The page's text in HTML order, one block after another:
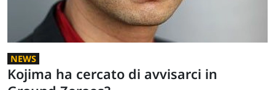
NEWS
Kojima ha cercato di avvisarci in